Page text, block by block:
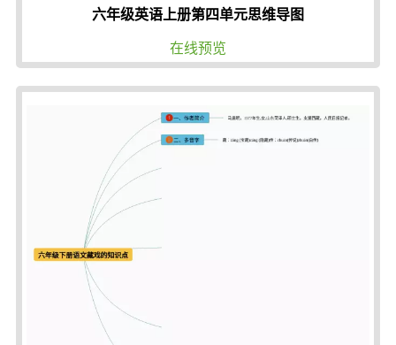
六年级英语上册第四单元思维导图
在线预览